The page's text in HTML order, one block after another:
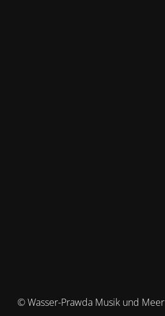
© Wasser-Prawda Musik und